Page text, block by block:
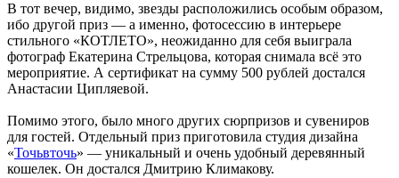
В тот вечер, видимо, звезды расположились особым образом,
ибо другой приз — а именно, фотосессию в интерьере
стильного «КОТЛЕТО», неожиданно для себя выиграла
фотограф Екатерина Стрельцова, которая снимала всё это
мероприятие. А сертификат на сумму 500 рублей достался
Анастасии Ципляевой.
Помимо этого, было много других сюрпризов и сувениров
для гостей. Отдельный приз приготовила студия дизайна
«Точьвточь» — уникальный и очень удобный деревянный
кошелек. Он достался Дмитрию Климакову.